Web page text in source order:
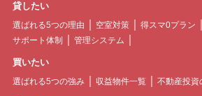
貸したい
選ばれる5つの理由 空室対策 得スマ0プラン
サポート体制
管理システム
買いたい
選ばれる5つの強み 収益物件一覧 不動産投資